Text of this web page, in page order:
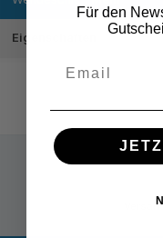
Eigenschaften
Für den